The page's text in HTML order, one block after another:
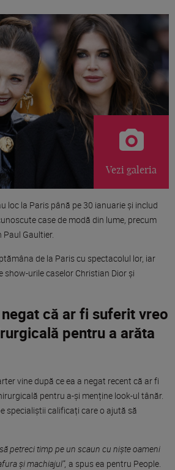
Vezi galeria
loc la Paris până pe 30 ianuarie şi includ
case de modă din lume, precum
Paul Gaultier.
de la Paris cu spectacolul lor, iar
urile caselor Christian Dior și
că ar fi suferit vreo
pentru a arăta
vine după ce ea a negat recent că ar fi
pentru a-și menține look-ul tânăr.
specialiștii calificați care o ajută ​​să
petreci timp pe un scaun cu niște oameni
și machiajul”, a spus ea pentru People.